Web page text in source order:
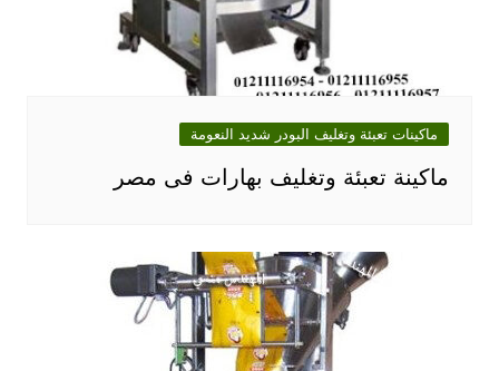
ماكينات تعبئة وتغليف البودر شديد النعومة
ماكينة تعبئة وتغليف بهارات فى مصر